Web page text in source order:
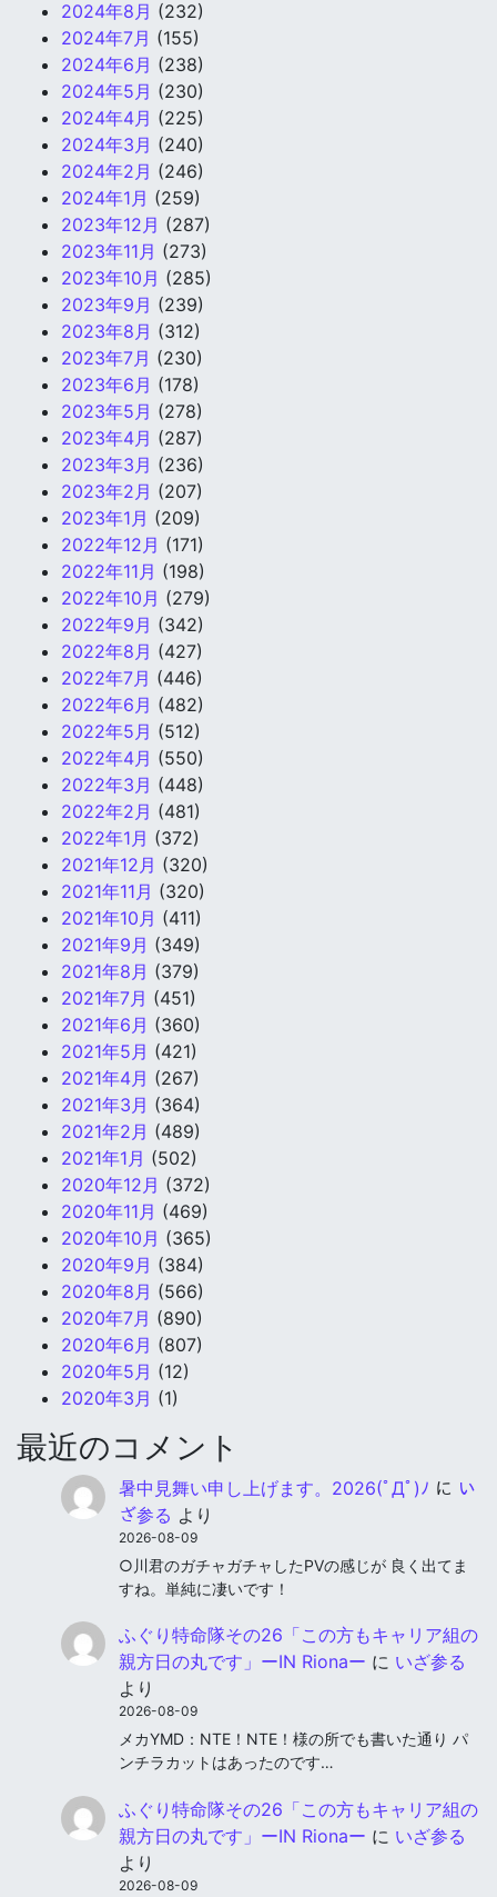
2024年8月 (232)
2024年7月 (155)
2024年6月 (238)
2024年5月 (230)
2024年4月 (225)
2024年3月 (240)
2024年2月 (246)
2024年1月 (259)
2023年12月 (287)
2023年11月 (273)
2023年10月 (285)
2023年9月 (239)
2023年8月 (312)
2023年7月 (230)
2023年6月 (178)
2023年5月 (278)
2023年4月 (287)
2023年3月 (236)
2023年2月 (207)
2023年1月 (209)
2022年12月 (171)
2022年11月 (198)
2022年10月 (279)
2022年9月 (342)
2022年8月 (427)
2022年7月 (446)
2022年6月 (482)
2022年5月 (512)
2022年4月 (550)
2022年3月 (448)
2022年2月 (481)
2022年1月 (372)
2021年12月 (320)
2021年11月 (320)
2021年10月 (411)
2021年9月 (349)
2021年8月 (379)
2021年7月 (451)
2021年6月 (360)
2021年5月 (421)
2021年4月 (267)
2021年3月 (364)
2021年2月 (489)
2021年1月 (502)
2020年12月 (372)
2020年11月 (469)
2020年10月 (365)
2020年9月 (384)
2020年8月 (566)
2020年7月 (890)
2020年6月 (807)
2020年5月 (12)
2020年3月 (1)
最近のコメント
暑中見舞い申し上げます。2026(ﾟДﾟ)ﾉ に い
ざ参る より
2026-08-09
○川君のガチャガチャしたPVの感じが 良く出てま
すね。単純に凄いです！
ふぐり特命隊その26「この方もキャリア組の
親方日の丸です」ーIN Rionaー に いざ参る
より
2026-08-09
メカYMD：NTE！NTE！様の所でも書いた通り パ
ンチラカットはあったのです…
ふぐり特命隊その26「この方もキャリア組の
親方日の丸です」ーIN Rionaー に いざ参る
より
2026-08-09